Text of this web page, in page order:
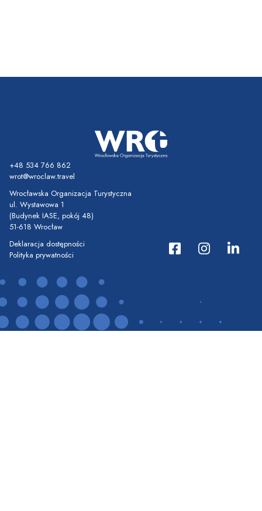
+48 534 766 862
wrot@wroclaw.travel
Wrocławska Organizacja Turystyczna
ul. Wystawowa 1
(Budynek IASE, pokój 48)
51-618 Wrocław
Deklaracja dostępności
Polityka prywatności